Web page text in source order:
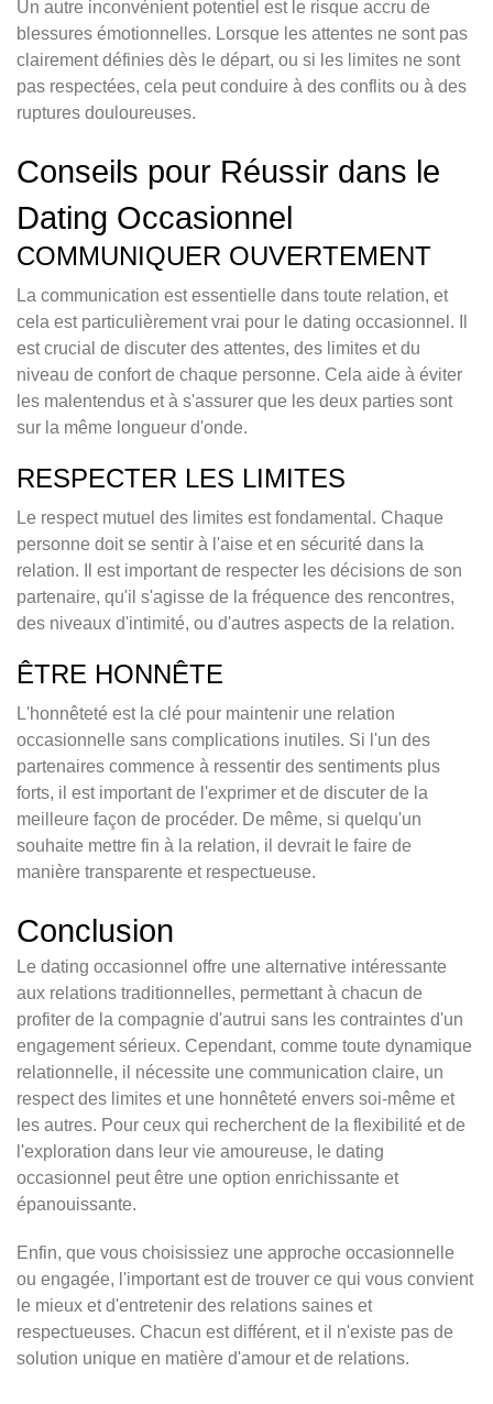
Un autre inconvénient potentiel est le risque accru de
blessures émotionnelles. Lorsque les attentes ne sont pas
clairement définies dès le départ, ou si les limites ne sont
pas respectées, cela peut conduire à des conflits ou à des
ruptures douloureuses.
Conseils pour Réussir dans le
Dating Occasionnel
COMMUNIQUER OUVERTEMENT
La communication est essentielle dans toute relation, et
cela est particulièrement vrai pour le dating occasionnel. Il
est crucial de discuter des attentes, des limites et du
niveau de confort de chaque personne. Cela aide à éviter
les malentendus et à s'assurer que les deux parties sont
sur la même longueur d'onde.
RESPECTER LES LIMITES
Le respect mutuel des limites est fondamental. Chaque
personne doit se sentir à l'aise et en sécurité dans la
relation. Il est important de respecter les décisions de son
partenaire, qu'il s'agisse de la fréquence des rencontres,
des niveaux d'intimité, ou d'autres aspects de la relation.
ÊTRE HONNÊTE
L'honnêteté est la clé pour maintenir une relation
occasionnelle sans complications inutiles. Si l'un des
partenaires commence à ressentir des sentiments plus
forts, il est important de l'exprimer et de discuter de la
meilleure façon de procéder. De même, si quelqu'un
souhaite mettre fin à la relation, il devrait le faire de
manière transparente et respectueuse.
Conclusion
Le dating occasionnel offre une alternative intéressante
aux relations traditionnelles, permettant à chacun de
profiter de la compagnie d'autrui sans les contraintes d'un
engagement sérieux. Cependant, comme toute dynamique
relationnelle, il nécessite une communication claire, un
respect des limites et une honnêteté envers soi-même et
les autres. Pour ceux qui recherchent de la flexibilité et de
l'exploration dans leur vie amoureuse, le dating
occasionnel peut être une option enrichissante et
épanouissante.
Enfin, que vous choisissiez une approche occasionnelle
ou engagée, l'important est de trouver ce qui vous convient
le mieux et d'entretenir des relations saines et
respectueuses. Chacun est différent, et il n'existe pas de
solution unique en matière d'amour et de relations.